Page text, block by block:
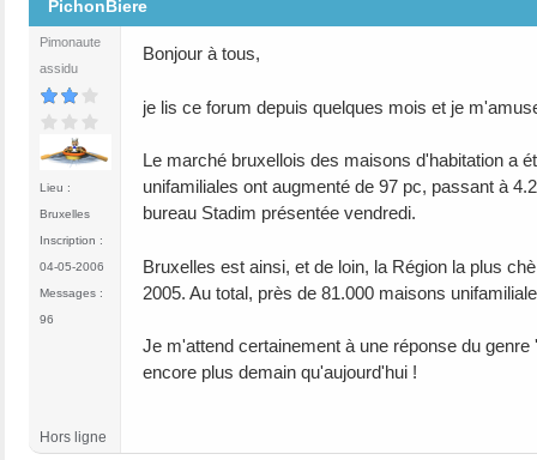
PichonBiere
Pimonaute
assidu
Lieu :
Bruxelles
Inscription :
04-05-2006
Messages :
96
Bonjour à tous,
je lis ce forum depuis quelques mois et je
Le marché bruxellois des maisons d'habitation a
unifamiliales ont augmenté de 97 pc, passant à
bureau Stadim présentée vendredi.
Bruxelles est ainsi, et de loin, la Région la plus
2005. Au total, près de 81.000 maisons
Je m'attend certainement à une réponse du
encore plus demain qu'aujourd'hui !
Hors ligne